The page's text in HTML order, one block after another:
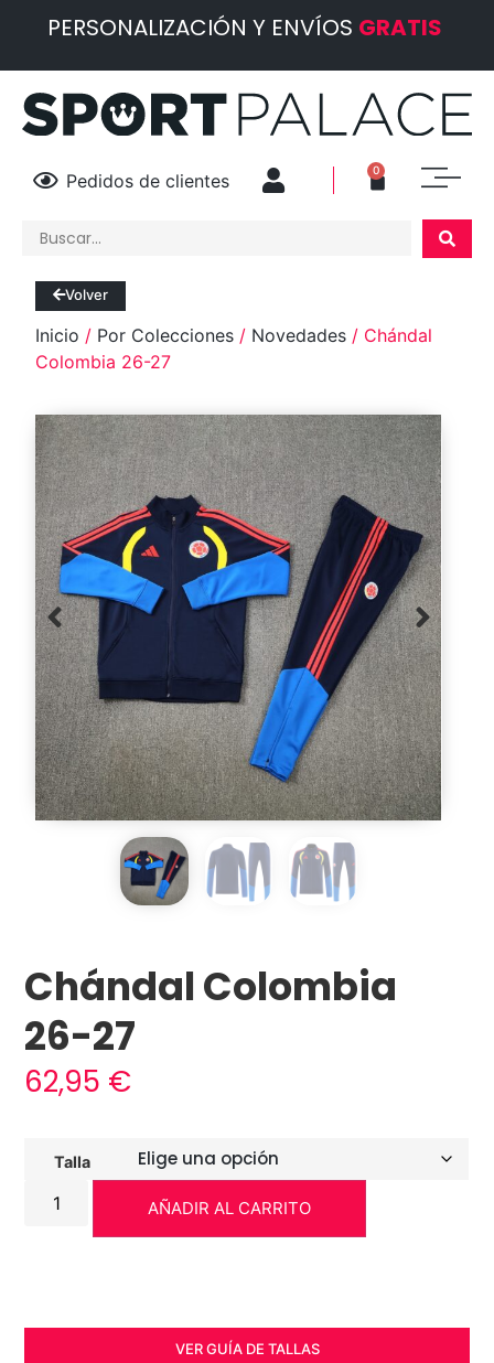
PERSONALIZACIÓN Y ENVÍOS GRATIS
Pedidos de clientes 0
Chándal Colombia
26-27
62,95 €
Talla
AÑADIR AL CARRITO
VER GUÍA DE TALLAS
Volver
Inicio / Por Colecciones / Novedades / Chándal
Colombia 26-27